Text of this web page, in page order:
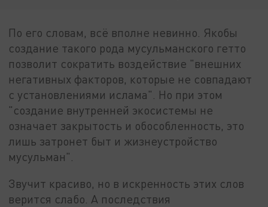
По его словам, всё вполне невинно. Якобы
создание такого рода мусульманского гетто
позволит сократить воздействие "внешних
негативных факторов, которые не совпадают
с установлениями ислама". Но при этом
"создание внутренней экосистемы не
означает закрытость и обособленность, это
лишь затронет быт и жизнеустройство
мусульман".
Звучит красиво, но в искренность этих слов
верится слабо. А последствия